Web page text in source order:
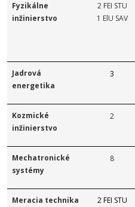
Fyzikálne
inžinierstvo
2 FEI STU
1 ElU SAV
Jadrová
energetika
3
Kozmické
inžinierstvo
2
Mechatronické
systémy
8
Meracia technika
2 FEI STU